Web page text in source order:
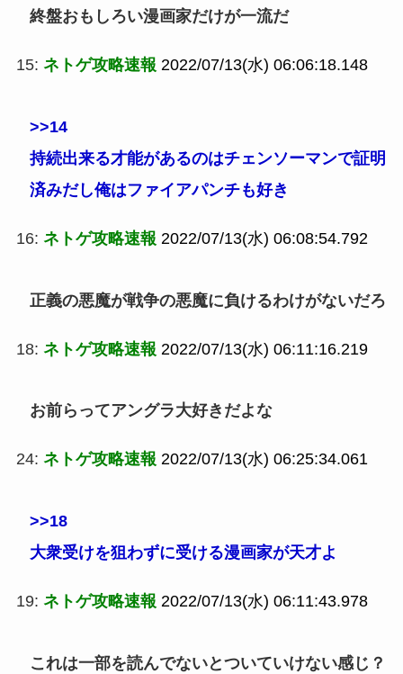
終盤おもしろい漫画家だけが一流だ
15: ネトゲ攻略速報 2022/07/13(水) 06:06:18.148
>>14
持続出来る才能があるのはチェンソーマンで証明
済みだし俺はファイアパンチも好き
16: ネトゲ攻略速報 2022/07/13(水) 06:08:54.792
正義の悪魔が戦争の悪魔に負けるわけがないだろ
18: ネトゲ攻略速報 2022/07/13(水) 06:11:16.219
お前らってアングラ大好きだよな
24: ネトゲ攻略速報 2022/07/13(水) 06:25:34.061
>>18
大衆受けを狙わずに受ける漫画家が天才よ
19: ネトゲ攻略速報 2022/07/13(水) 06:11:43.978
これは一部を読んでないとついていけない感じ？